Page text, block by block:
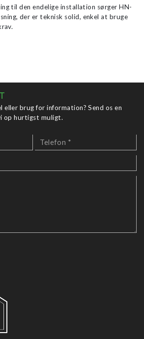
til den endelige installation sørger HN-
der er teknisk solid, enkel at bruge
eller brug for information? Send os en
op hurtigst muligt.